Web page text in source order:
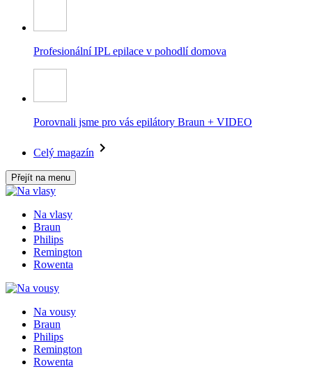
Profesionální IPL epilace v pohodlí domova
Porovnali jsme pro vás epilátory Braun + VIDEO
Celý magazín
Přejít na menu
Na vlasy
Braun
Philips
Remington
Rowenta
Na vousy
Braun
Philips
Remington
Rowenta